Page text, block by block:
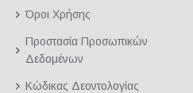
Όροι Χρήσης
Προστασία Προσωπικών
Δεδομένων
Κώδικας Δεοντολογίας